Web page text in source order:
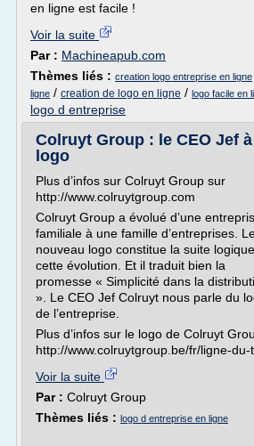
en ligne est facile !
Voir la suite
Par : Machineapub.com
Thèmes liés : creation logo entreprise en ligne
ligne / creation de logo en ligne / logo facile en
logo d entreprise
Colruyt Group : le CEO Jef
logo
Plus d’infos sur Colruyt Group sur
http://www.colruytgroup.com
Colruyt Group a évolué d’une
familiale à une famille d’entreprises.
nouveau logo constitue la suite
cette évolution. Et il traduit bien la
promesse « Simplicité dans la
». Le CEO Jef Colruyt nous parle du
de l’entreprise.
Plus d’infos sur le logo de Colruyt
http://www.colruytgroup.be/fr/ligne-
Voir la suite
Par : Colruyt Group
Thèmes liés : logo d entreprise en ligne